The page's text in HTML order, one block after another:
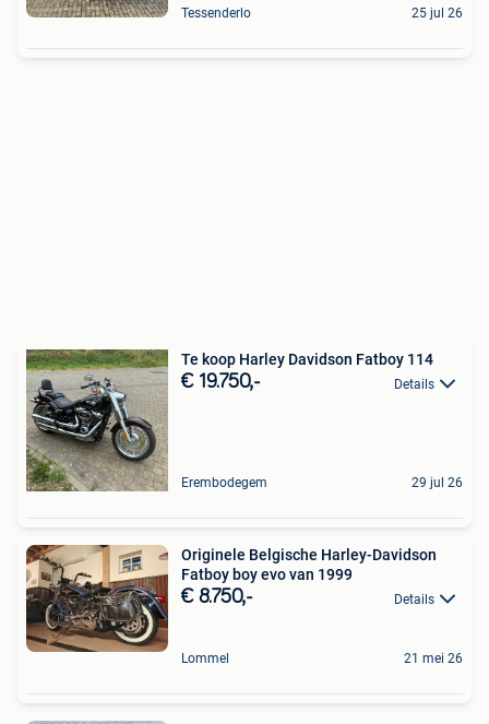
Tessenderlo 25 jul 26
Te koop Harley Davidson Fatboy 114
€ 19.750,- Details
Erembodegem 29 jul 26
Originele Belgische Harley-Davidson
Fatboy boy evo van 1999
€ 8.750,- Details
Lommel 21 mei 26